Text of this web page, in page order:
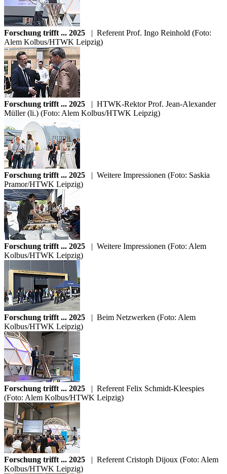
Forschung trifft ... 2025 | Referent Prof. Ingo Reinhold (Foto:
Alem Kolbus/HTWK Leipzig)
Forschung trifft ... 2025 | HTWK-Rektor Prof. Jean-Alexander
Müller (li.) (Foto: Alem Kolbus/HTWK Leipzig)
Forschung trifft ... 2025 | Weitere Impressionen (Foto: Saskia
Pramor/HTWK Leipzig)
Forschung trifft ... 2025 | Weitere Impressionen (Foto: Alem
Kolbus/HTWK Leipzig)
Forschung trifft ... 2025 | Beim Netzwerken (Foto: Alem
Kolbus/HTWK Leipzig)
Forschung trifft ... 2025 | Referent Felix Schmidt-Kleespies
(Foto: Alem Kolbus/HTWK Leipzig)
Forschung trifft ... 2025 | Referent Cristoph Dijoux (Foto: Alem
Kolbus/HTWK Leipzig)